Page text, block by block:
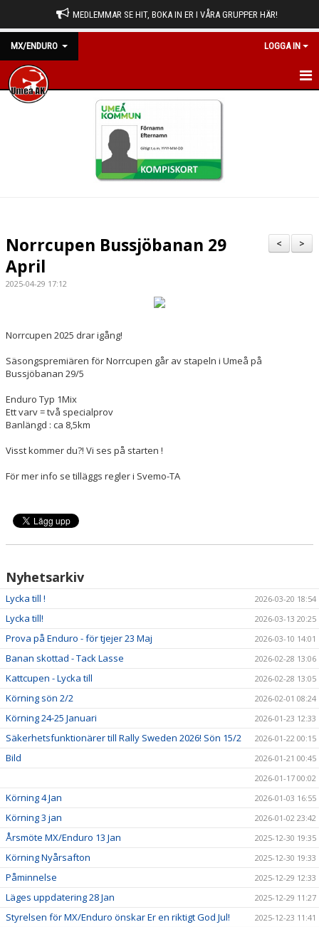
MEDLEMMAR SE HIT, BOKA IN ER I VÅRA GRUPPER HÄR!
MX/ENDURO LOGGA IN
HEM
KONTAKT
>
<
Norrcupen Bussjöbanan 29
April
2025-04-29 17:12
Norrcupen 2025 drar igång!
Säsongspremiären för Norrcupen går av stapeln i Umeå på
Bussjöbanan 29/5
Enduro Typ 1Mix
Ett varv = två specialprov
Banlängd : ca 8,5km
Visst kommer du?! Vi ses på starten !
För mer info se tilläggs regler i Svemo-TA
Nyhetsarkiv
Lycka till ! 2026-03-20 18:54
Lycka till! 2026-03-13 20:25
Prova på Enduro - för tjejer 23 Maj 2026-03-10 14:01
Banan skottad - Tack Lasse 2026-02-28 13:06
Kattcupen - Lycka till 2026-02-28 13:05
Körning sön 2/2 2026-02-01 08:24
Körning 24-25 Januari 2026-01-23 12:33
Säkerhetsfunktionärer till Rally Sweden 2026! Sön 15/2 2026-01-22 00:15
Bild
2026-01-21 00:45
2026-01-17 00:02
Körning 4 Jan 2026-01-03 16:55
Körning 3 jan 2026-01-02 23:42
Årsmöte MX/Enduro 13 Jan 2025-12-30 19:35
Körning Nyårsafton 2025-12-30 19:33
Påminnelse 2025-12-29 12:33
Läges uppdatering 28 Jan 2025-12-29 11:27
Styrelsen för MX/Enduro önskar Er en riktigt God Jul! 2025-12-23 11:41